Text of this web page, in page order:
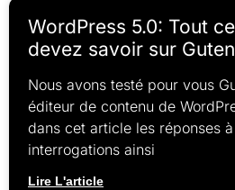
WordPress 5.0: Tout
devez savoir sur
Nous avons testé pour vous
éditeur de contenu de
dans cet article les réponses
interrogations ainsi
Lire L'article